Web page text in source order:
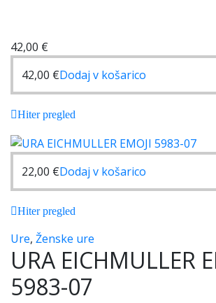
42,00 €
42,00 €Dodaj v košarico
Hiter pregled
22,00 €Dodaj v košarico
Hiter pregled
Ure, Ženske ure
URA EICHMULLER
5983-07